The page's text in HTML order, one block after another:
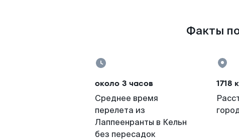
Факты
около 3 часов
Среднее время
перелета из
Лаппеенранты в Кельн
без пересадок
1718